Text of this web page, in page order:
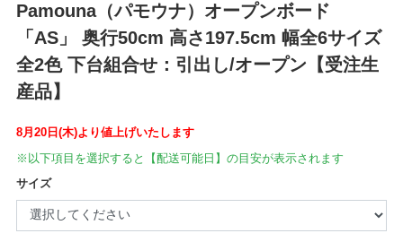
Pamouna（パモウナ）オープンボード
「AS」 奥行50cm 高さ197.5cm 幅全6サイズ
全2色 下台組合せ：引出し/オープン【受注生
産品】
8月20日(木)より値上げいたします
※以下項目を選択すると【配送可能日】の目安が表示されます
サイズ